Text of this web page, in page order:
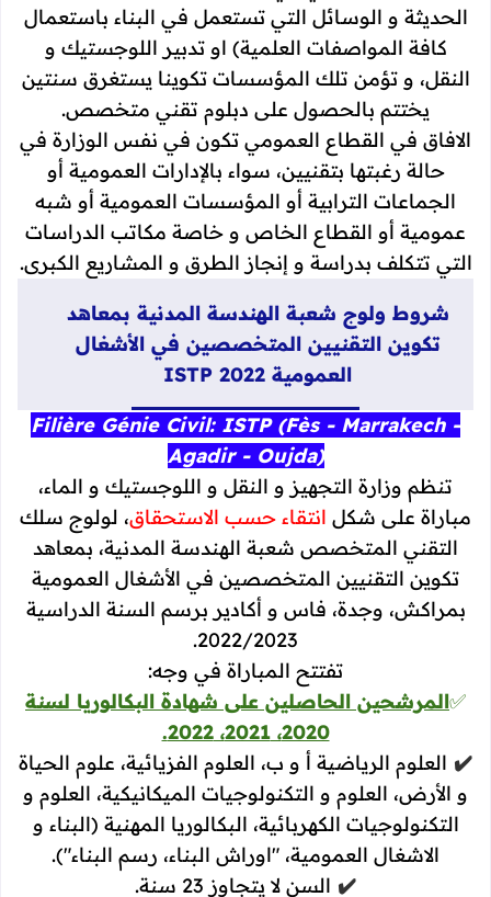
الحديثة و الوسائل التي تستعمل في البناء باستعمال
كافة المواصفات العلمية) او تدبير اللوجستيك و
النقل، و تؤمن تلك المؤسسات تكوينا يستغرق سنتين
يختتم بالحصول على دبلوم تقني متخصص.
الافاق في القطاع العمومي تكون في نفس الوزارة في
حالة رغبتها بتقنيين، سواء بالإدارات العمومية أو
الجماعات الترابية أو المؤسسات العمومية أو شبه
عمومية أو القطاع الخاص و خاصة مكاتب الدراسات
التي تتكلف بدراسة و إنجاز الطرق و المشاريع الكبرى.
شروط ولوج شعبة الهندسة المدنية بمعاهد
تكوين التقنيين المتخصصين في الأشغال
العمومية ISTP 2022
Filière Génie Civil: ISTP (Fès - Marrakech -
Agadir - Oujda)
تنظم وزارة التجهيز و النقل و اللوجستيك و الماء،
مباراة على شكل انتقاء حسب الاستحقاق، لولوج سلك
التقني المتخصص شعبة الهندسة المدنية، بمعاهد
تكوين التقنيين المتخصصين في الأشغال العمومية
بمراكش، وجدة، فاس و أكادير برسم السنة الدراسية
2022/2023.
تفتتح المباراة في وجه:
✅المرشحين الحاصلين على شهادة البكالوريا لسنة
2020، 2021، 2022.
✔️ العلوم الرياضية أ و ب، العلوم الفزيائية، علوم الحياة
و الأرض، العلوم و التكنولوجيات الميكانيكية، العلوم و
التكنولوجيات الكهربائية، البكالوريا المهنية (البناء و
الاشغال العمومية، "اوراش البناء، رسم البناء").
✔️ السن لا يتجاوز 23 سنة.